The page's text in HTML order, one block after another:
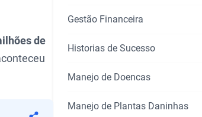
de
Gestão Financeira
Historias de Sucesso
Manejo de Doencas
Manejo de Plantas Daninhas